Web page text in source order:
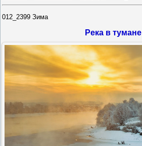
012_2399 Зима
Река в тумане